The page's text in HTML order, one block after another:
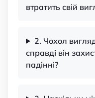
втратить свій
2. Чохол
справді він
падінні?